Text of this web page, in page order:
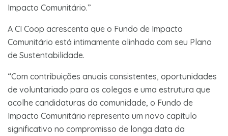
Impacto Comunitário.”
A CI Coop acrescenta que o Fundo de Impacto
Comunitário está intimamente alinhado com seu Plano
de Sustentabilidade.
“Com contribuições anuais consistentes, oportunidades
de voluntariado para os colegas e uma estrutura que
acolhe candidaturas da comunidade, o Fundo de
Impacto Comunitário representa um novo capítulo
significativo no compromisso de longa data da